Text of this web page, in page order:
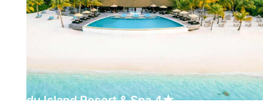
Kuredu Island Resort & Spa 4★